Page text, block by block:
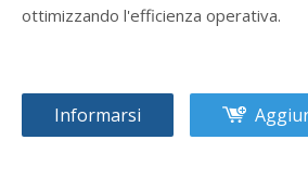
ottimizzando l'efficienza operativa.
Informarsi